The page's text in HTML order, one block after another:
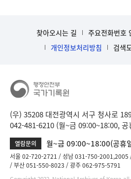
찾아오시는 길 주요전화번호
개인정보처리방침
검색
(우) 35208 대전광역시 서구 청사로
042-481-6210 (월~금 09:00~18:00, 공
열람문의 월~금 09:00~18:00(공휴
서울 02-720-2721 성남 031-750-2001,2005
부산 051-550-8023
광주 062-975-5791